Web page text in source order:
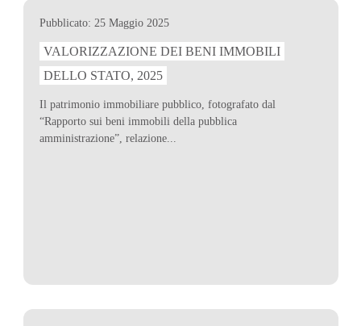
Pubblicato: 25 Maggio 2025
VALORIZZAZIONE DEI BENI IMMOBILI
DELLO STATO, 2025
Il patrimonio immobiliare pubblico, fotografato dal
“Rapporto sui beni immobili della pubblica
amministrazione”, relazione...